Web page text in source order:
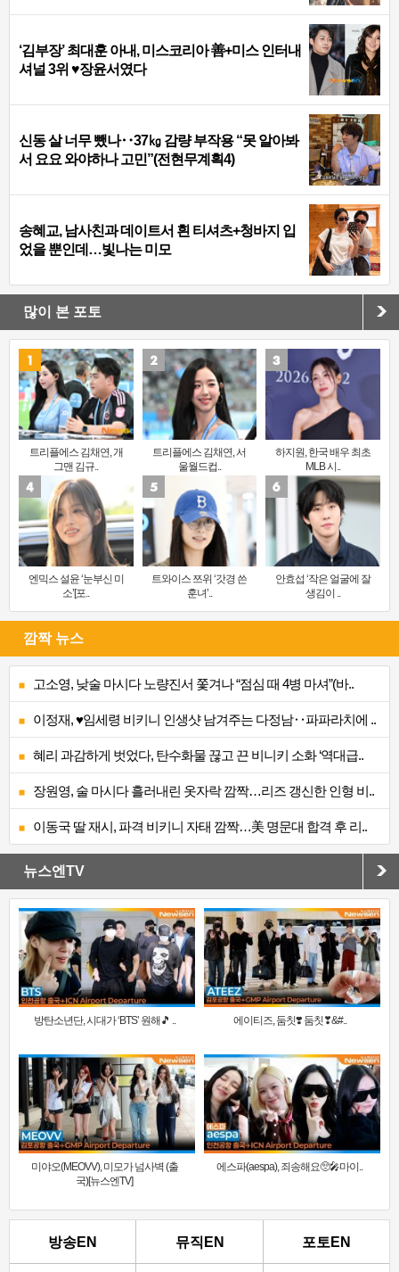
‘김부장’ 최대훈 아내, 미스코리아 善+미스 인터내
셔널 3위 ♥장윤서였다
신동 살 너무 뺐나‥37㎏ 감량 부작용 “못 알아봐
서 요요 와야하나 고민”(전현무계획4)
송혜교, 남사친과 데이트서 흰 티셔츠+청바지 입
었을 뿐인데…빛나는 미모
많이 본 포토
트리플에스 김채연, 개
그맨 김규..
트리플에스 김채연, 서
울월드컵..
하지원, 한국 배우 최초
MLB 시..
엔믹스 설윤 ‘눈부신 미
소’[포..
트와이스 쯔위 ‘갓경 쓴
훈녀’..
안효섭 ‘작은 얼굴에 잘
생김이 ..
깜짝 뉴스
고소영, 낮술 마시다 노량진서 쫓겨나 “점심 때 4병 마셔”(바..
이정재, ♥임세령 비키니 인생샷 남겨주는 다정남‥파파라치에 ..
혜리 과감하게 벗었다, 탄수화물 끊고 끈 비니키 소화 ‘역대급..
장원영, 술 마시다 흘러내린 옷자락 깜짝…리즈 갱신한 인형 비..
이동국 딸 재시, 파격 비키니 자태 깜짝…美 명문대 합격 후 리..
뉴스엔TV
방탄소년단, 시대가 ‘BTS’ 원해🎵 .. 에이티즈, 둠칫❣️ 둠칫❣&#..
미야오(MEOVV), 미모가 넘사벽 (출
국)[뉴스엔TV]
에스파(aespa), 죄송해요🥺🎤마이..
방송EN 뮤직EN 포토EN